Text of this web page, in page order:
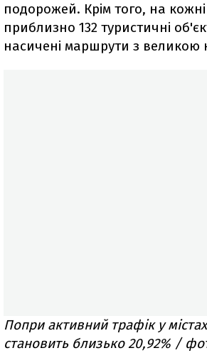
подорожей. Крім того, на
приблизно 132 туристичні
насичені маршрути з великою
Попри активний трафік у містах
становить близько 20,92% /